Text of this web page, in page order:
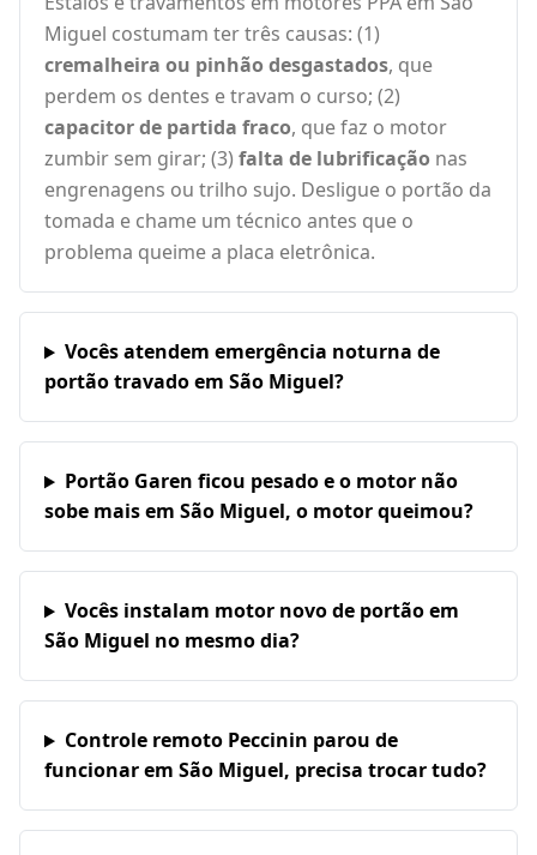
Miguel costumam ter três causas: (1)
cremalheira ou pinhão desgastados, que
perdem os dentes e travam o curso; (2)
capacitor de partida fraco, que faz o motor
zumbir sem girar; (3) falta de lubrificação nas
engrenagens ou trilho sujo. Desligue o portão da
tomada e chame um técnico antes que o
problema queime a placa eletrônica.
Vocês atendem emergência noturna de
portão travado em São Miguel?
Portão Garen ficou pesado e o motor não
sobe mais em São Miguel, o motor queimou?
Vocês instalam motor novo de portão em
São Miguel no mesmo dia?
Controle remoto Peccinin parou de
funcionar em São Miguel, precisa trocar tudo?